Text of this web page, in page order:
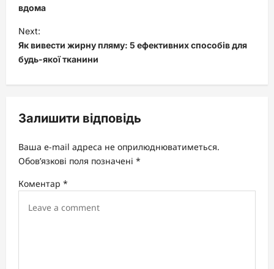
s
t
n
a
v
g
a
t
i
вдома
Next:
Як вивести жирну пляму: 5 ефективних способів для
будь-якої тканини
Залишити відповідь
Ваша e-mail адреса не оприлюднюватиметься.
Обов’язкові поля позначені *
Коментар *